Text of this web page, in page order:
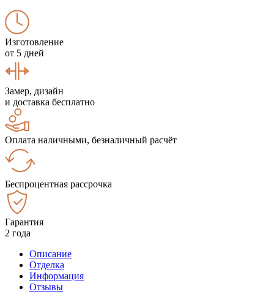
Изготовление
от 5 дней
Замер, дизайн
и доставка бесплатно
Оплата наличными, безналичный расчёт
Беспроцентная рассрочка
Гарантия
2 года
Описание
Отделка
Информация
Отзывы